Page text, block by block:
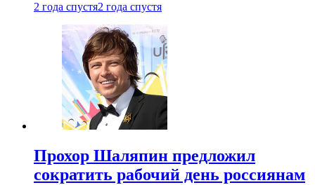
2 года спустя2 года спустя
Прохор Шаляпин предложил
сократить рабочий день россиянам